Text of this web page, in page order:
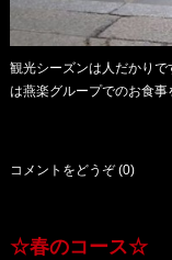
観光シーズンは人だかり
は燕楽グループでのお食
コメントをどうぞ (0)
☆春のコース☆